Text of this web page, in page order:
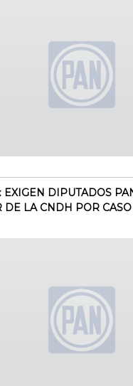
EXIGEN DIPUTADOS
DE LA CNDH POR